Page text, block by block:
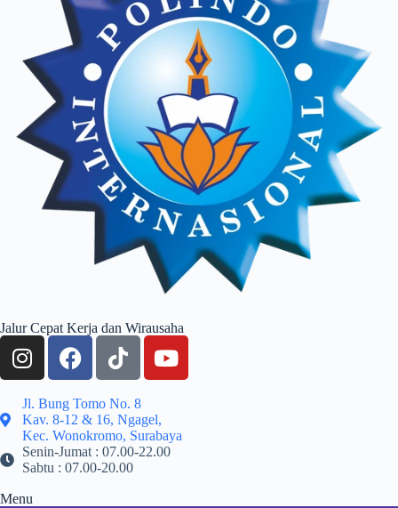
Jalur Cepat Kerja dan Wirausaha
Jl. Bung Tomo No. 8
Kav. 8-12 & 16, Ngagel,
Kec. Wonokromo, Surabaya
Senin-Jumat : 07.00-22.00
Sabtu : 07.00-20.00
Menu